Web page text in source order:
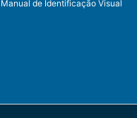
Manual de Identificação Visual